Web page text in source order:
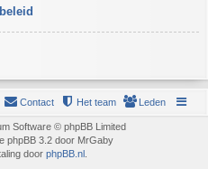
Leden
Het team
Contact
Software © phpBB Limited
phpBB 3.2 door MrGaby
door phpBB.nl